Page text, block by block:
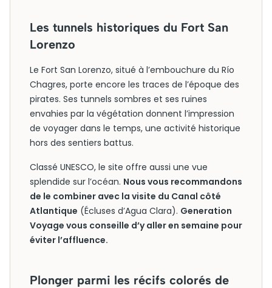
Les tunnels historiques du Fort San
Lorenzo
Le Fort San Lorenzo, situé à l’embouchure du Río
Chagres, porte encore les traces de l’époque des
pirates. Ses tunnels sombres et ses ruines
envahies par la végétation donnent l’impression
de voyager dans le temps, une activité historique
hors des sentiers battus.
Classé UNESCO, le site offre aussi une vue
splendide sur l’océan. Nous vous recommandons
de le combiner avec la visite du Canal côté
Atlantique (Écluses d’Agua Clara). Generation
Voyage vous conseille d’y aller en semaine pour
éviter l’affluence.
Plonger parmi les récifs colorés de